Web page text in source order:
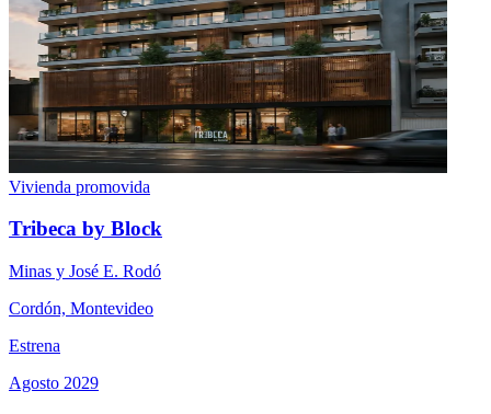
Vivienda promovida
Tribeca by Block
Minas y José E. Rodó
Cordón, Montevideo
Estrena
Agosto 2029